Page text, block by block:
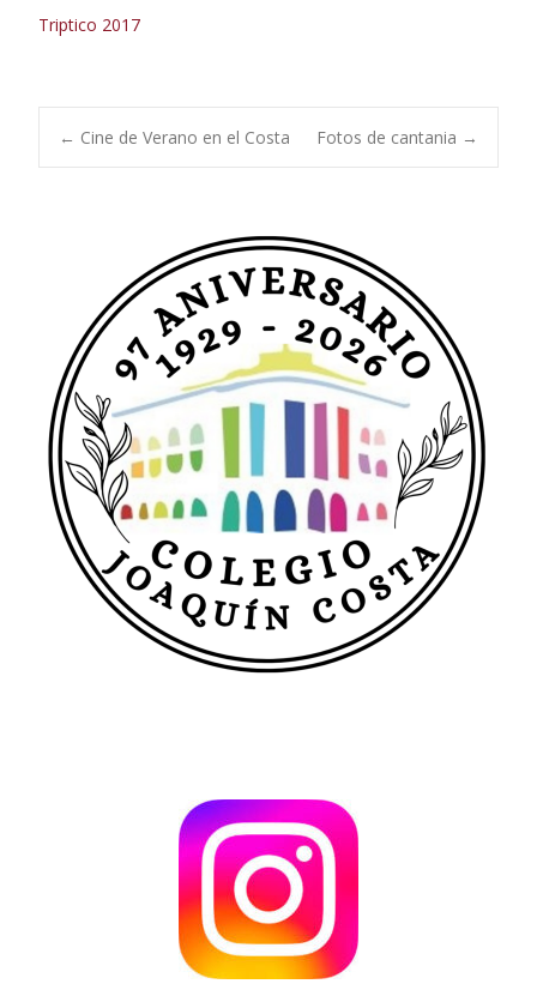
Triptico 2017
Navegación
entradas
← Cine de Verano en el Costa Fotos de cantania →